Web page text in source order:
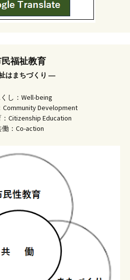
福祉教育
はまちづくり ―
し：Well-being
Community Development
Citizenship Education
働：Co-action